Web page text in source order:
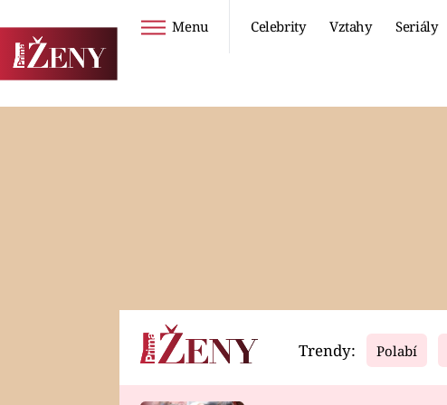
Menu Celebrity Vztahy Seriály
Horoskopy Video
Trendy: Polabí